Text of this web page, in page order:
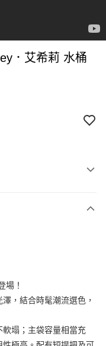
．艾希莉 水桶
！
，結合時髦潮流選色，
塌；主袋容量相當充